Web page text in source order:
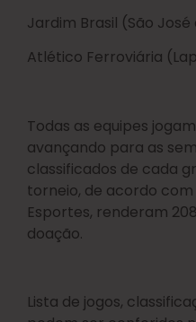
Jardim Brasil (São José
Atlético Ferroviária
Todas as equipes
avançando para as
classificados de cada
torneio, de acordo
Esportes, renderam
doação.
Lista de jogos,